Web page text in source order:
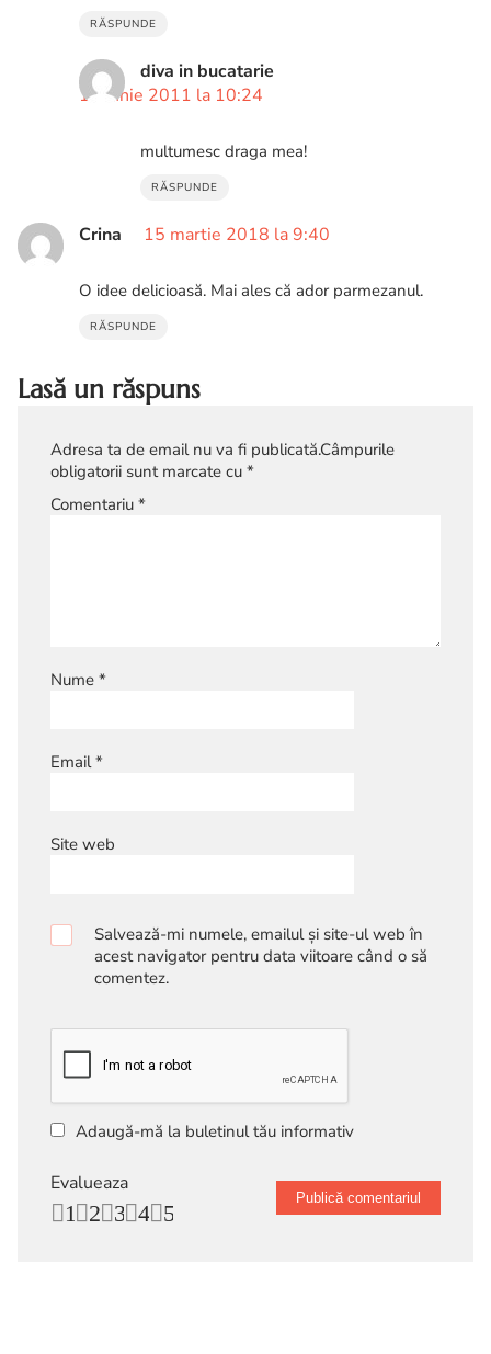
RĂSPUNDE
diva in bucatarie
19 iunie 2011 la 10:24
multumesc draga mea!
RĂSPUNDE
Crina 15 martie 2018 la 9:40
O idee delicioasă. Mai ales că ador parmezanul.
RĂSPUNDE
Lasă un răspuns
Adresa ta de email nu va fi publicată.Câmpurile
obligatorii sunt marcate cu *
Comentariu *
Nume *
Email*
Site web
Salvează-mi numele, emailul și site-ul web în
acest navigator pentru data viitoare când o să
comentez.
Adaugă-mă la buletinul tău informativ
Evalueaza
5
4
3
2
1